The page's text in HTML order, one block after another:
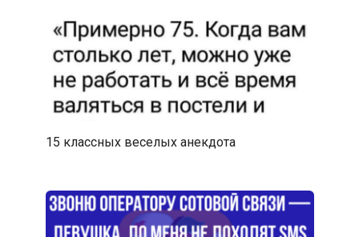
15 классных веселых анекдота